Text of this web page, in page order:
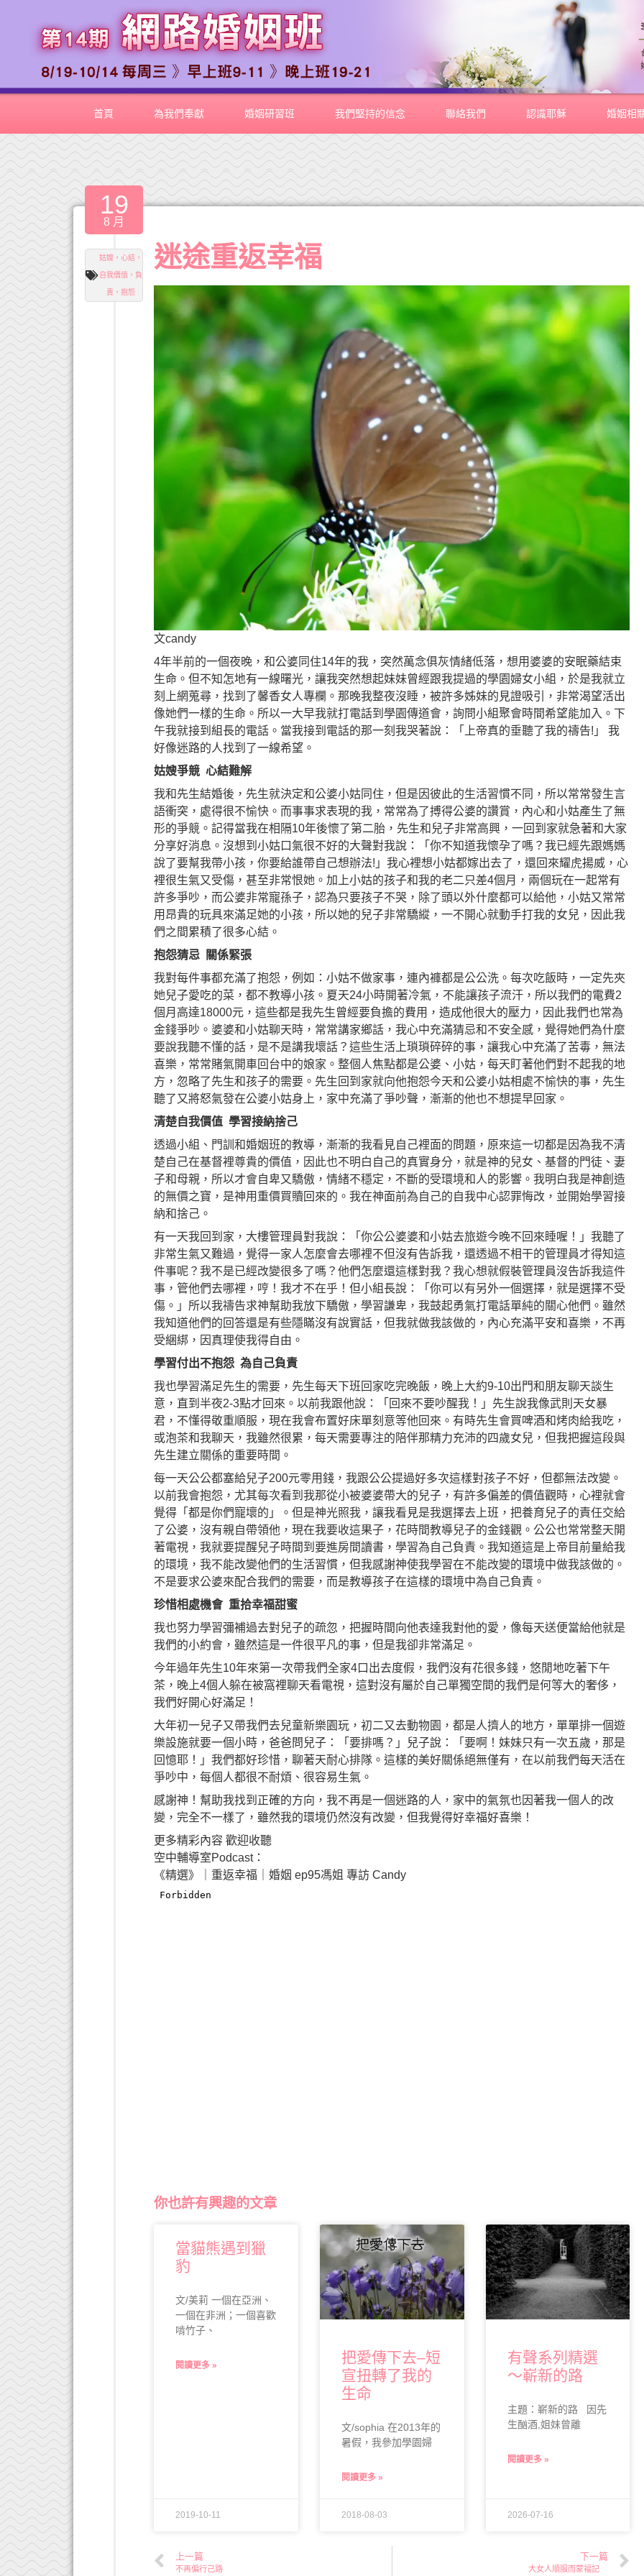
首頁 為我們奉獻 婚姻研習班 我們堅持的信念 聯絡我們 認識耶穌 婚姻相
19
8 月
姑嫂，心結，
自我價值，負
責，抱怨
迷途重返幸福
文candy
4年半前的一個夜晚，和公婆同住14年的我，突然萬念俱灰情緒低落，想用婆婆的安眠藥結束
生命。但不知怎地有一線曙光，讓我突然想起妹妹曾經跟我提過的學園婦女小組，於是我就立
刻上網蒐尋，找到了馨香女人專欄。那晚我整夜沒睡，被許多姊妹的見證吸引，非常渴望活出
像她們一樣的生命。所以一大早我就打電話到學園傳道會，詢問小組聚會時間希望能加入。下
午我就接到組長的電話。當我接到電話的那一刻我哭著說：「上帝真的垂聽了我的禱告!」 我
好像迷路的人找到了一線希望。
姑嫂爭競 心結難解
我和先生結婚後，先生就決定和公婆小姑同住，但是因彼此的生活習慣不同，所以常常發生言
語衝突，處得很不愉快。而事事求表現的我，常常為了搏得公婆的讚賞，內心和小姑產生了無
形的爭競。記得當我在相隔10年後懷了第二胎，先生和兒子非常高興，一回到家就急著和大家
分享好消息。沒想到小姑口氣很不好的大聲對我說：「你不知道我懷孕了嗎？我已經先跟媽媽
說了要幫我帶小孩，你要給誰帶自己想辦法!」我心裡想小姑都嫁出去了，還回來耀虎揚威，心
裡很生氣又受傷，甚至非常恨她。加上小姑的孩子和我的老二只差4個月，兩個玩在一起常有
許多爭吵，而公婆非常寵孫子，認為只要孩子不哭，除了頭以外什麼都可以給他，小姑又常常
用昂貴的玩具來滿足她的小孩，所以她的兒子非常驕縱，一不開心就動手打我的女兒，因此我
們之間累積了很多心結。
抱怨猜忌 關係緊張
我對每件事都充滿了抱怨，例如：小姑不做家事，連內褲都是公公洗。每次吃飯時，一定先夾
她兒子愛吃的菜，都不教導小孩。夏天24小時開著冷氣，不能讓孩子流汗，所以我們的電費2
個月高達18000元，這些都是我先生曾經要負擔的費用，造成他很大的壓力，因此我們也常為
金錢爭吵。婆婆和小姑聊天時，常常講家鄉話，我心中充滿猜忌和不安全感，覺得她們為什麼
要說我聽不懂的話，是不是講我壞話？這些生活上瑣瑣碎碎的事，讓我心中充滿了苦毒，無法
喜樂，常常賭氣開車回台中的娘家。整個人焦點都是公婆、小姑，每天盯著他們對不起我的地
方，忽略了先生和孩子的需要。先生回到家就向他抱怨今天和公婆小姑相處不愉快的事，先生
聽了又將怒氣發在公婆小姑身上，家中充滿了爭吵聲，漸漸的他也不想提早回家。
清楚自我價值 學習接納捨己
透過小組、門訓和婚姻班的教導，漸漸的我看見自己裡面的問題，原來這一切都是因為我不清
楚自己在基督裡尊貴的價值，因此也不明白自己的真實身分，就是神的兒女、基督的門徒、妻
子和母親，所以才會自卑又驕傲，情緒不穩定，不斷的受環境和人的影響。我明白我是神創造
的無價之寶，是神用重價買贖回來的。我在神面前為自己的自我中心認罪悔改，並開始學習接
納和捨己。
有一天我回到家，大樓管理員對我說：「你公公婆婆和小姑去旅遊今晚不回來睡喔！」我聽了
非常生氣又難過，覺得一家人怎麼會去哪裡不但沒有告訴我，還透過不相干的管理員才得知這
件事呢？我不是已經改變很多了嗎？他們怎麼還這樣對我？我心想就假裝管理員沒告訴我這件
事，管他們去哪裡，哼！我才不在乎！但小組長說：「你可以有另外一個選擇，就是選擇不受
傷。」所以我禱告求神幫助我放下驕傲，學習謙卑，我鼓起勇氣打電話單純的關心他們。雖然
我知道他們的回答還是有些隱瞞沒有說實話，但我就做我該做的，內心充滿平安和喜樂，不再
受綑綁，因真理使我得自由。
學習付出不抱怨 為自己負責
我也學習滿足先生的需要，先生每天下班回家吃完晚飯，晚上大約9-10出門和朋友聊天談生
意，直到半夜2-3點才回來。以前我跟他說：「回來不要吵醒我！」先生說我像武則天女暴
君，不懂得敬重順服，現在我會布置好床單刻意等他回來。有時先生會買啤酒和烤肉給我吃，
或泡茶和我聊天，我雖然很累，每天需要專注的陪伴那精力充沛的四歲女兒，但我把握這段與
先生建立關係的重要時間。
每一天公公都塞給兒子200元零用錢，我跟公公提過好多次這樣對孩子不好，但都無法改變。
以前我會抱怨，尤其每次看到我那從小被婆婆帶大的兒子，有許多偏差的價值觀時，心裡就會
覺得「都是你們寵壞的」。但是神光照我，讓我看見是我選擇去上班，把養育兒子的責任交給
了公婆，沒有親自帶領他，現在我要收這果子，花時間教導兒子的金錢觀。公公也常常整天開
著電視，我就要提醒兒子時間到要進房間讀書，學習為自己負責。我知道這是上帝目前量給我
的環境，我不能改變他們的生活習慣，但我感謝神使我學習在不能改變的環境中做我該做的。
不是要求公婆來配合我們的需要，而是教導孩子在這樣的環境中為自己負責。
珍惜相處機會 重拾幸福甜蜜
我也努力學習彌補過去對兒子的疏忽，把握時間向他表達我對他的愛，像每天送便當給他就是
我們的小約會，雖然這是一件很平凡的事，但是我卻非常滿足。
今年過年先生10年來第一次帶我們全家4口出去度假，我們沒有花很多錢，悠閒地吃著下午
茶，晚上4個人躲在被窩裡聊天看電視，這對沒有屬於自己單獨空間的我們是何等大的奢侈，
我們好開心好滿足！
大年初一兒子又帶我們去兒童新樂園玩，初二又去動物園，都是人擠人的地方，單單排一個遊
樂設施就要一個小時，爸爸問兒子：「要排嗎？」兒子說：「要啊！妹妹只有一次五歲，那是
回憶耶！」我們都好珍惜，聊著天耐心排隊。這樣的美好關係絕無僅有，在以前我們每天活在
爭吵中，每個人都很不耐煩、很容易生氣。
感謝神！幫助我找到正確的方向，我不再是一個迷路的人，家中的氣氛也因著我一個人的改
變，完全不一樣了，雖然我的環境仍然沒有改變，但我覺得好幸福好喜樂！
更多精彩內容 歡迎收聽
空中輔導室Podcast：
《精選》｜重返幸福｜婚姻 ep95馮姐 專訪 Candy
你也許有興趣的文章
當貓熊遇到獵
豹
文/美莉 一個在亞洲、
一個在非洲；一個喜歡
啃竹子、
閱讀更多 »
2019-10-11
把愛傳下去–短
宣扭轉了我的
生命
文/sophia 在2013年的
暑假，我參加學園婦
閱讀更多 »
2018-08-03
有聲系列精選
～嶄新的路
主題：嶄新的路 因先
生酗酒,姐妹曾離
閱讀更多 »
2026-07-16
上一篇
不再偏行己路
下一篇
大女人順服而蒙福記